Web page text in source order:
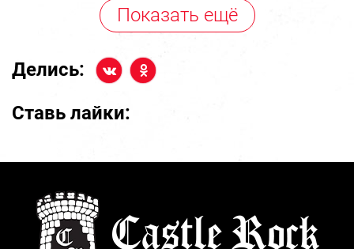
Показать ещё
Делись:
Ставь лайки: